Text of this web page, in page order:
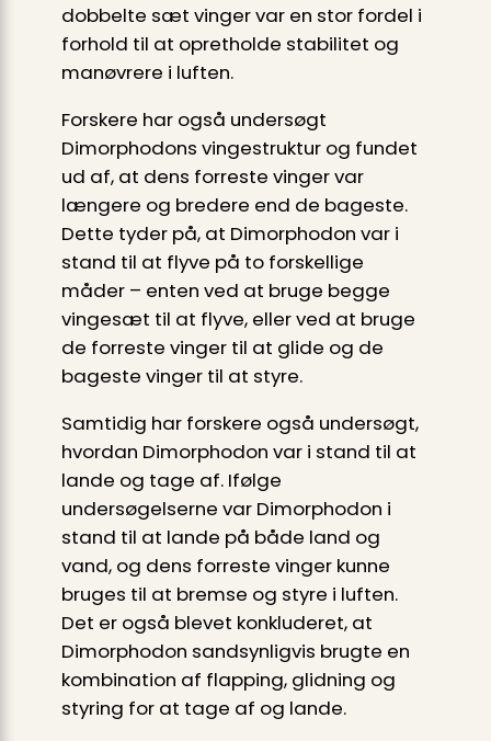
dobbelte sæt vinger var en stor fordel i
forhold til at opretholde stabilitet og
manøvrere i luften.
Forskere har også undersøgt
Dimorphodons vingestruktur og fundet
ud af, at dens forreste vinger var
længere og bredere end de bageste.
Dette tyder på, at Dimorphodon var i
stand til at flyve på to forskellige
måder – enten ved at bruge begge
vingesæt til at flyve, eller ved at bruge
de forreste vinger til at glide og de
bageste vinger til at styre.
Samtidig har forskere også undersøgt,
hvordan Dimorphodon var i stand til at
lande og tage af. Ifølge
undersøgelserne var Dimorphodon i
stand til at lande på både land og
vand, og dens forreste vinger kunne
bruges til at bremse og styre i luften.
Det er også blevet konkluderet, at
Dimorphodon sandsynligvis brugte en
kombination af flapping, glidning og
styring for at tage af og lande.